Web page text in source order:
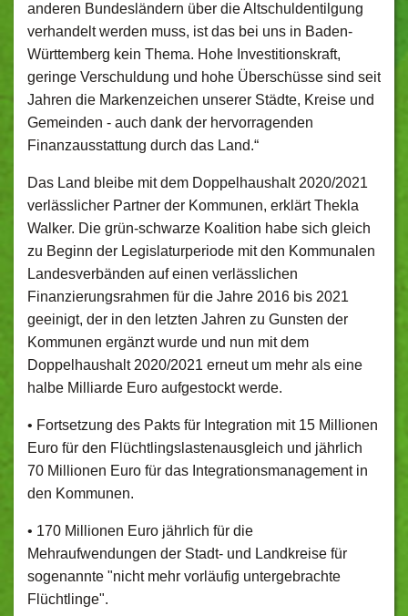
anderen Bundesländern über die Altschuldentilgung
verhandelt werden muss, ist das bei uns in Baden-
Württemberg kein Thema. Hohe Investitionskraft,
geringe Verschuldung und hohe Überschüsse sind seit
Jahren die Markenzeichen unserer Städte, Kreise und
Gemeinden - auch dank der hervorragenden
Finanzausstattung durch das Land.“
Das Land bleibe mit dem Doppelhaushalt 2020/2021
verlässlicher Partner der Kommunen, erklärt Thekla
Walker. Die grün-schwarze Koalition habe sich gleich
zu Beginn der Legislaturperiode mit den Kommunalen
Landesverbänden auf einen verlässlichen
Finanzierungsrahmen für die Jahre 2016 bis 2021
geeinigt, der in den letzten Jahren zu Gunsten der
Kommunen ergänzt wurde und nun mit dem
Doppelhaushalt 2020/2021 erneut um mehr als eine
halbe Milliarde Euro aufgestockt werde.
• Fortsetzung des Pakts für Integration mit 15 Millionen
Euro für den Flüchtlingslastenausgleich und jährlich
70 Millionen Euro für das Integrationsmanagement in
den Kommunen.
• 170 Millionen Euro jährlich für die
Mehraufwendungen der Stadt- und Landkreise für
sogenannte "nicht mehr vorläufig untergebrachte
Flüchtlinge".